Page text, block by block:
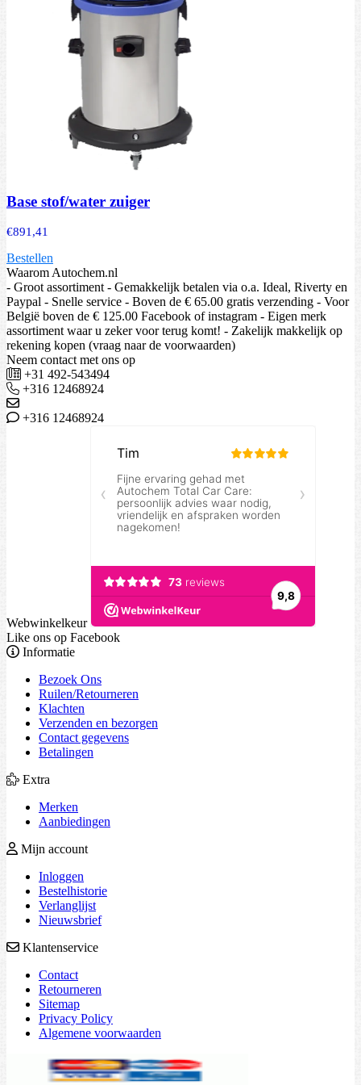
Base stof/water zuiger
€891,41
Bestellen
Waarom Autochem.nl
- Groot assortiment - Gemakkelijk betalen via o.a. Ideal, Riverty en
Paypal - Snelle service - Boven de € 65.00 gratis verzending - Voor
België boven de € 125.00 Facebook of instagram - Eigen merk
assortiment waar u zeker voor terug komt! - Zakelijk makkelijk op
rekening kopen (vraag naar de voorwaarden)
Neem contact met ons op
+31 492-543494
+316 12468924
+316 12468924
Webwinkelkeur
Like ons op Facebook
Informatie
Bezoek Ons
Ruilen/Retourneren
Klachten
Verzenden en bezorgen
Contact gegevens
Betalingen
Extra
Merken
Aanbiedingen
Mijn account
Inloggen
Bestelhistorie
Verlanglijst
Nieuwsbrief
Klantenservice
Contact
Retourneren
Sitemap
Privacy Policy
Algemene voorwaarden